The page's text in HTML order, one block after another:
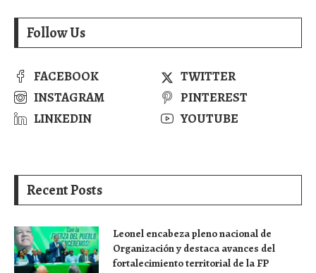
Follow Us
FACEBOOK
TWITTER
INSTAGRAM
PINTEREST
LINKEDIN
YOUTUBE
Recent Posts
Leonel encabeza pleno nacional de
Organización y destaca avances del
fortalecimiento territorial de la FP